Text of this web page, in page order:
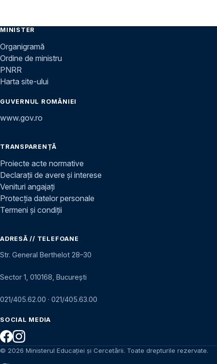
MINISTER
Organigramă
Ordine de ministru
PNRR
Harta site-ului
GUVERNUL ROMÂNIEI
www.gov.ro
TRANSPARENȚĂ
Proiecte acte normative
Declarații de avere și interese
Venituri angajați
Protecția datelor personale
Termeni și condiții
ADRESĂ // TELEFOANE
Str. General Berthelot 28–30
Sector 1, 010168, București
021/405.62.00 · 021/405.63.00
SOCIAL MEDIA
© 2026 Ministerul Educației și Cercetării. Toate drepturile rezervate.